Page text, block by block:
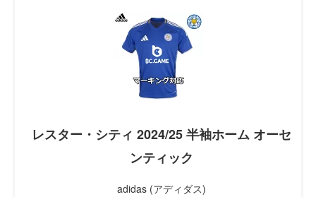
レスター・シティ 2024/25 半袖ホーム オーセ
ンティック
adidas (アディダス)